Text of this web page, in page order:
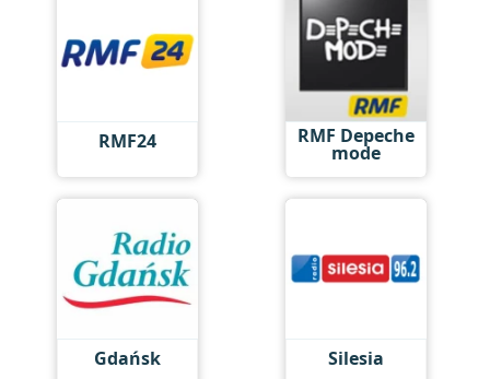
RMF24 RMF Depeche
mode
Gdańsk Silesia